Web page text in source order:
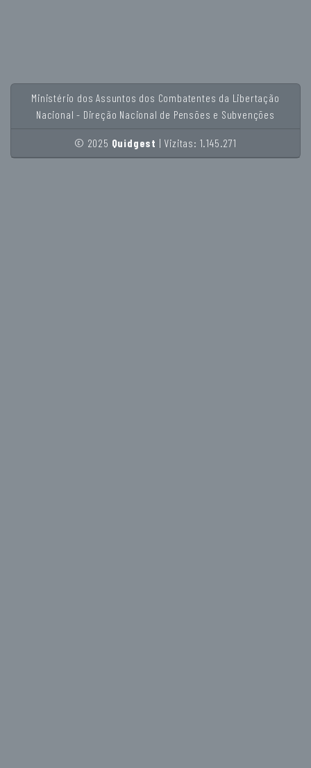
Ministério dos Assuntos dos Combatentes da Libertação
Nacional - Direção Nacional de Pensões e Subvenções
© 2025 Quidgest | Vizitas: 1.145.271